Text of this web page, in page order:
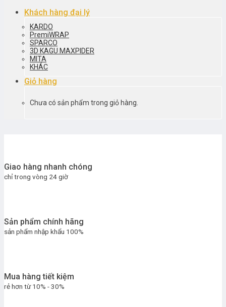
Khách hàng đại lý
KARDO
PremiWRAP
SPARCO
3D KAGU MAXPIDER
MITA
KHÁC
Giỏ hàng
Chưa có sản phẩm trong giỏ hàng.
Giao hàng nhanh chóng
chỉ trong vòng 24 giờ
Sản phẩm chính hãng
sản phẩm nhập khẩu 100%
Mua hàng tiết kiệm
rẻ hơn từ 10% - 30%